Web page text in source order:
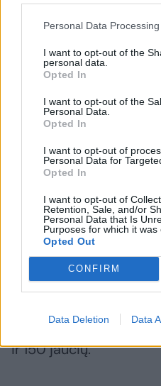
Personal Data
I want to opt-out of the
personal data.
Opted In
I want to opt-out of the
Personal Data.
Opted In
I want to opt-out of
Personal Data for
Opted In
I want to opt-out of
Retention, Sale, and/or
Personal Data that Is
Purposes for which it was
Opted Out
CONFIRM
Data Deletion Data
su kuriomis keliautų į
kraštus ar vietas,
turistai. Lydimas
pasiekęs mundari
Visas jos narių
įspūdingos išvaizdos
pragyvenimo šaltinis,
visuomenėje ženklas,
liksi viengungis, nes
ir 150 jaučių.